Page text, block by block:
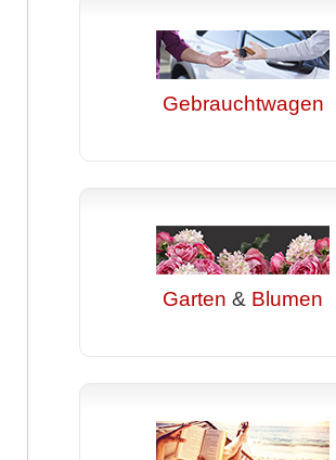
Gebrauchtwagen
Garten & Blumen